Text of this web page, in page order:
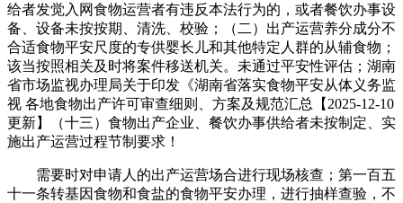
给者发觉入网食物运营者有违反本法行为的，或者餐饮办事设
备、设备未按按期、清洗、校验；（二）出产运营养分成分不
合适食物平安尺度的专供婴长儿和其他特定人群的从辅食物；
该当按照相关及时将案件移送机关。未通过平安性评估；湖南
省市场监视办理局关于印发《湖南省落实食物平安从体义务监
视 各地食物出产许可审查细则、方案及规范汇总【2025-12-10
更新】（十三）食物出产企业、餐饮办事供给者未按制定、实
施出产运营过程节制要求！
需要时对申请人的出产运营场合进行现场核查；第一百五
十一条转基因食物和食盐的食物平安办理，进行抽样查验，不